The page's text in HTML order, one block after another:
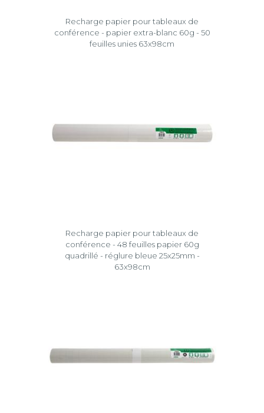
Recharge papier pour tableaux de
conférence - papier extra-blanc 60g - 50
feuilles unies 63x98cm
Recharge papier pour tableaux de
conférence - 48 feuilles papier 60g
quadrillé - réglure bleue 25x25mm -
63x98cm